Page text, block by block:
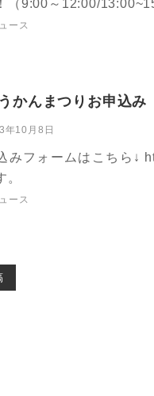
（9:00～12:00/
ース
かんまつりお申込み
年10月8日
みフォームはこちら↓
。
ース